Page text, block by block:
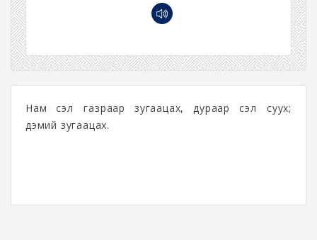
Нам сэлүү газраар зугаацах, дураар сэлүү суух;
дэмий зугаацах.